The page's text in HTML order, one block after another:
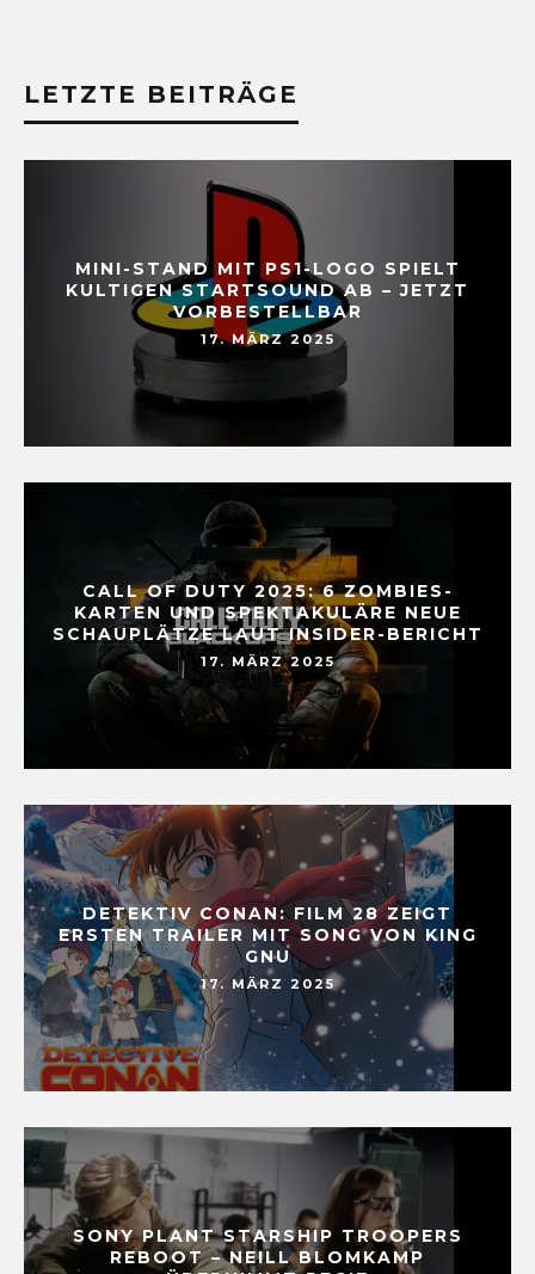
LETZTE BEITRÄGE
MINI-STAND MIT PS1-LOGO SPIELT
KULTIGEN STARTSOUND AB – JETZT
VORBESTELLBAR
17. MÄRZ 2025
CALL OF DUTY 2025: 6 ZOMBIES-
KARTEN UND SPEKTAKULÄRE NEUE
SCHAUPLÄTZE LAUT INSIDER-BERICHT
17. MÄRZ 2025
DETEKTIV CONAN: FILM 28 ZEIGT
ERSTEN TRAILER MIT SONG VON KING
GNU
17. MÄRZ 2025
SONY PLANT STARSHIP TROOPERS
REBOOT – NEILL BLOMKAMP